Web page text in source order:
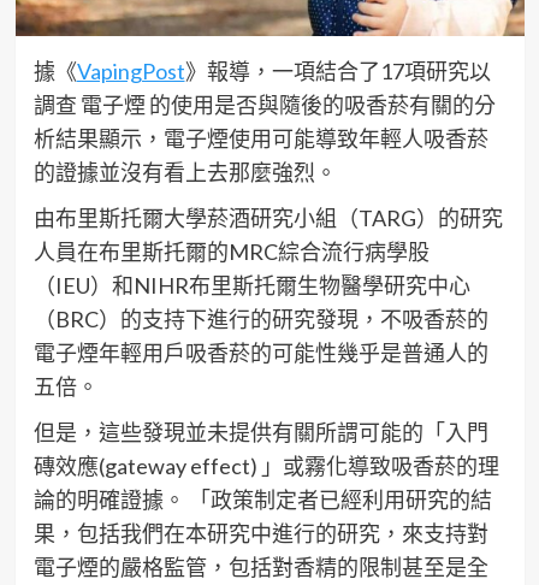
據《VapingPost》報導，一項結合了17項研究以
調查 電子煙 的使用是否與隨後的吸香菸有關的分
析結果顯示，電子煙使用可能導致年輕人吸香菸
的證據並沒有看上去那麼強烈。
由布里斯托爾大學菸酒研究小組（TARG）的研究
人員在布里斯托爾的MRC綜合流行病學股
（IEU）和NIHR布里斯托爾生物醫學研究中心
（BRC）的支持下進行的研究發現，不吸香菸的
電子煙年輕用戶吸香菸的可能性幾乎是普通人的
五倍。
但是，這些發現並未提供有關所謂可能的「入門
磚效應(gateway effect) 」或霧化導致吸香菸的理
論的明確證據。 「政策制定者已經利用研究的結
果，包括我們在本研究中進行的研究，來支持對
電子煙的嚴格監管，包括對香精的限制甚至是全